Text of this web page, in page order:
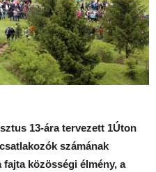
13-ára tervezett 1Úton
számának
közösségi élmény, a